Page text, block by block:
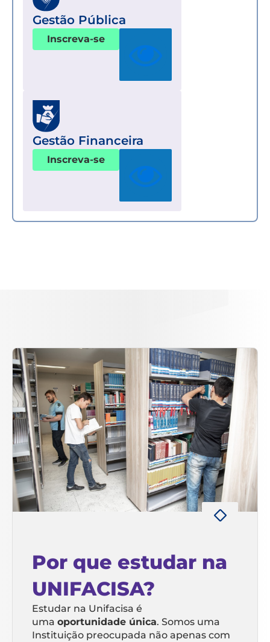
Gestão Pública
Inscreva-se
Gestão Financeira
Inscreva-se
Por que estudar na
UNIFACISA?
Estudar na Unifacisa é
uma oportunidade única. Somos uma
Instituição preocupada não apenas com